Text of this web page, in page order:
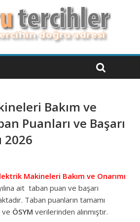
Bakım ve
Puanları ve Başarı
2026
Makineleri Bakım ve Onarımı
ait taban puan ve başarı
Taban puanların tamamı
ve ÖSYM verilerinden alınmıştır.